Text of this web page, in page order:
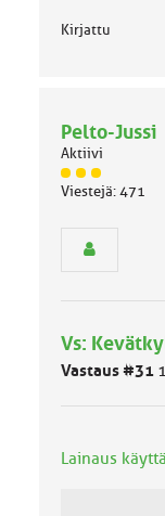
:Kirjattu
Pelto-Jussi
Aktiivi
J
ä
m
ä
k
Viestejä: 471
Vs:
Vastaus #31
Lainaus